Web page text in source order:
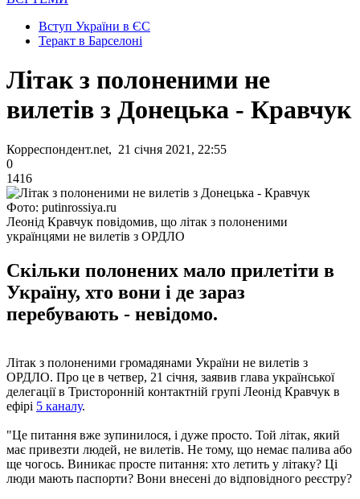
Вступ України в ЄС
Теракт в Барселоні
Літак з полоненими не
вилетів з Донецька - Кравчук
Корреспондент.net, 21 січня 2021, 22:55
0
1416
Фото: putinrossiya.ru
Леонід Кравчук повідомив, що літак з полоненими
українцями не вилетів з ОРДЛО
Скільки полонених мало прилетіти в
Україну, хто вони і де зараз
перебувають - невідомо.
Літак з полоненими громадянами України не вилетів з
ОРДЛО. Про це в четвер, 21 січня, заявив глава української
делегації в Тристоронній контактній групі Леонід Кравчук в
ефірі 5 каналу.
"Це питання вже зупинилося, і дуже просто. Той літак, який
має привезти людей, не вилетів. Не тому, що немає палива або
ще чогось. Виникає просте питання: хто летить у літаку? Ці
люди мають паспорти? Вони внесені до відповідного реєстру?